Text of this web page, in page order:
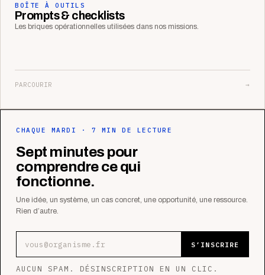
BOÎTE À OUTILS
Prompts & checklists
Les briques opérationnelles utilisées dans nos missions.
PARCOURIR →
CHAQUE MARDI · 7 MIN DE LECTURE
Sept minutes pour
comprendre ce qui
fonctionne.
Une idée, un système, un cas concret, une opportunité, une ressource.
Rien d’autre.
S’INSCRIRE
AUCUN SPAM. DÉSINSCRIPTION EN UN CLIC.